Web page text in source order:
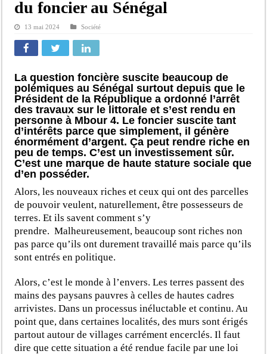
du foncier au Sénégal
13 mai 2024 Société
La question foncière suscite beaucoup de
polémiques au Sénégal surtout depuis que le
Président de la République a ordonné l’arrêt
des travaux sur le littorale et s’est rendu en
personne à Mbour 4. Le foncier suscite tant
d’intérêts parce que simplement, il génère
énormément d’argent. Ça peut rendre riche en
peu de temps. C’est un investissement sûr.
C’est une marque de haute stature sociale que
d’en posséder.
Alors, les nouveaux riches et ceux qui ont des parcelles
de pouvoir veulent, naturellement, être possesseurs de
terres. Et ils savent comment s’y
prendre.Malheureusement, beaucoup sont riches non
pas parce qu’ils ont durement travaillé mais parce qu’ils
sont entrés en politique.
Alors, c’est le monde à l’envers. Les terres passent des
mains des paysans pauvres à celles de hautes cadres
arrivistes. Dans un processus inéluctable et continu. Au
point que, dans certaines localités, des murs sont érigés
partout autour de villages carrément encerclés. Il faut
dire que cette situation a été rendue facile par une loi